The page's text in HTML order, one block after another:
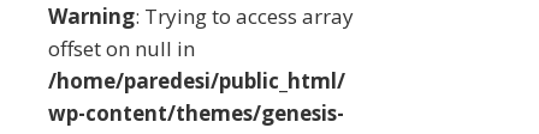
Warning: Trying to access array
offset on null in
/home/paredesi/public_html/
wp-content/themes/genesis-